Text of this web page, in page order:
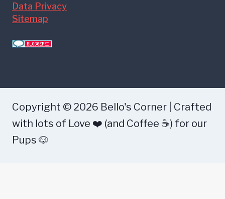
Data Privacy
Sitemap
Copyright © 2026 Bello's Corner | Crafted
with lots of Love ❤️ (and Coffee ☕) for our
Pups 🐶